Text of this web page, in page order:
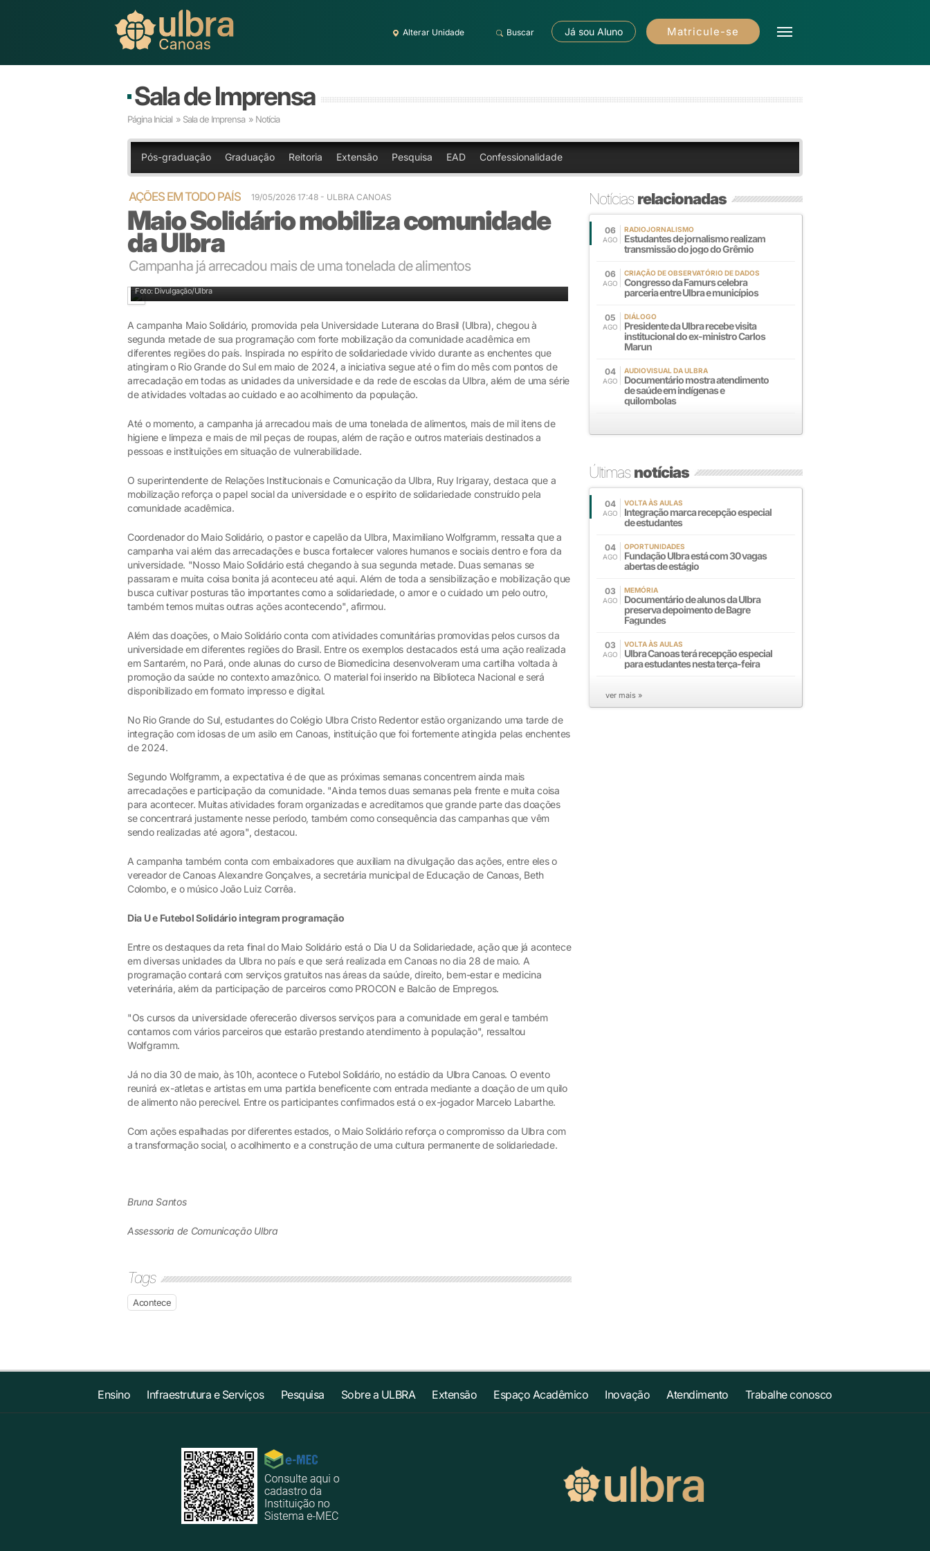
Alterar Unidade Buscar Já sou Aluno Matricule-se
Sala de Imprensa
Página Inicial » Sala de Imprensa » Notícia
Pós-graduação Graduação Reitoria Extensão Pesquisa EAD Confessionalidade
AÇÕES EM TODO PAÍS 19/05/2026 17:48 - ULBRA CANOAS
Maio Solidário mobiliza comunidade
da Ulbra
Campanha já arrecadou mais de uma tonelada de alimentos
Foto: Divulgação/Ulbra
A campanha Maio Solidário, promovida pela Universidade Luterana do Brasil (Ulbra), chegou à
segunda metade de sua programação com forte mobilização da comunidade acadêmica em
diferentes regiões do país. Inspirada no espírito de solidariedade vivido durante as enchentes que
atingiram o Rio Grande do Sul em maio de 2024, a iniciativa segue até o fim do mês com pontos de
arrecadação em todas as unidades da universidade e da rede de escolas da Ulbra, além de uma série
de atividades voltadas ao cuidado e ao acolhimento da população.
Até o momento, a campanha já arrecadou mais de uma tonelada de alimentos, mais de mil itens de
higiene e limpeza e mais de mil peças de roupas, além de ração e outros materiais destinados a
pessoas e instituições em situação de vulnerabilidade.
O superintendente de Relações Institucionais e Comunicação da Ulbra, Ruy Irigaray, destaca que a
mobilização reforça o papel social da universidade e o espírito de solidariedade construído pela
comunidade acadêmica.
Coordenador do Maio Solidário, o pastor e capelão da Ulbra, Maximiliano Wolfgramm, ressalta que a
campanha vai além das arrecadações e busca fortalecer valores humanos e sociais dentro e fora da
universidade. "Nosso Maio Solidário está chegando à sua segunda metade. Duas semanas se
passaram e muita coisa bonita já aconteceu até aqui. Além de toda a sensibilização e mobilização que
busca cultivar posturas tão importantes como a solidariedade, o amor e o cuidado um pelo outro,
também temos muitas outras ações acontecendo", afirmou.
Além das doações, o Maio Solidário conta com atividades comunitárias promovidas pelos cursos da
universidade em diferentes regiões do Brasil. Entre os exemplos destacados está uma ação realizada
em Santarém, no Pará, onde alunas do curso de Biomedicina desenvolveram uma cartilha voltada à
promoção da saúde no contexto amazônico. O material foi inserido na Biblioteca Nacional e será
disponibilizado em formato impresso e digital.
No Rio Grande do Sul, estudantes do Colégio Ulbra Cristo Redentor estão organizando uma tarde de
integração com idosas de um asilo em Canoas, instituição que foi fortemente atingida pelas enchentes
de 2024.
Segundo Wolfgramm, a expectativa é de que as próximas semanas concentrem ainda mais
arrecadações e participação da comunidade. "Ainda temos duas semanas pela frente e muita coisa
para acontecer. Muitas atividades foram organizadas e acreditamos que grande parte das doações
se concentrará justamente nesse período, também como consequência das campanhas que vêm
sendo realizadas até agora", destacou.
A campanha também conta com embaixadores que auxiliam na divulgação das ações, entre eles o
vereador de Canoas Alexandre Gonçalves, a secretária municipal de Educação de Canoas, Beth
Colombo, e o músico João Luiz Corrêa.
Dia U e Futebol Solidário integram programação
Entre os destaques da reta final do Maio Solidário está o Dia U da Solidariedade, ação que já acontece
em diversas unidades da Ulbra no país e que será realizada em Canoas no dia 28 de maio. A
programação contará com serviços gratuitos nas áreas da saúde, direito, bem-estar e medicina
veterinária, além da participação de parceiros como PROCON e Balcão de Empregos.
"Os cursos da universidade oferecerão diversos serviços para a comunidade em geral e também
contamos com vários parceiros que estarão prestando atendimento à população", ressaltou
Wolfgramm.
Já no dia 30 de maio, às 10h, acontece o Futebol Solidário, no estádio da Ulbra Canoas. O evento
reunirá ex-atletas e artistas em uma partida beneficente com entrada mediante a doação de um quilo
de alimento não perecível. Entre os participantes confirmados está o ex-jogador Marcelo Labarthe.
Com ações espalhadas por diferentes estados, o Maio Solidário reforça o compromisso da Ulbra com
a transformação social, o acolhimento e a construção de uma cultura permanente de solidariedade.
Bruna Santos
Assessoria de Comunicação Ulbra
Tags
Acontece
Notíciasrelacionadas
06
AGO
RADIOJORNALISMO
Estudantes de jornalismo realizam
transmissão do jogo do Grêmio
06
AGO
CRIAÇÃO DE OBSERVATÓRIO DE DADOS
Congresso da Famurs celebra
parceria entre Ulbra e municípios
05
AGO
DIÁLOGO
Presidente da Ulbra recebe visita
institucional do ex-ministro Carlos
Marun
04
AGO
AUDIOVISUAL DA ULBRA
Documentário mostra atendimento
de saúde em indígenas e
quilombolas
Últimasnotícias
04
AGO
VOLTA ÀS AULAS
Integração marca recepção especial
de estudantes
04
AGO
OPORTUNIDADES
Fundação Ulbra está com 30 vagas
abertas de estágio
03
AGO
MEMÓRIA
Documentário de alunos da Ulbra
preserva depoimento de Bagre
Fagundes
03
AGO
VOLTA ÀS AULAS
Ulbra Canoas terá recepção especial
para estudantes nesta terça-feira
ver mais »
Ensino Infraestrutura e Serviços Pesquisa Sobre a ULBRA Extensão Espaço Acadêmico Inovação Atendimento Trabalhe conosco